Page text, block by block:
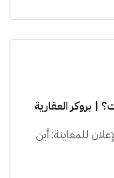
| بروكر العقارية
للمعاينة: أين